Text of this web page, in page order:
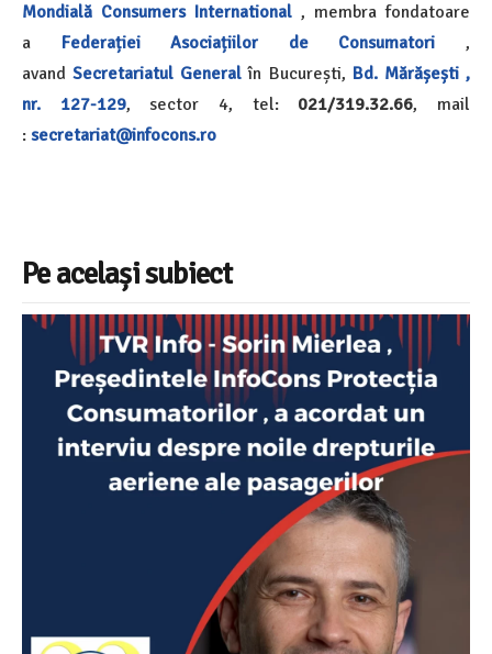
Mondială Consumers International , membra fondatoare
a Federației Asociațiilor de Consumatori ,
avandSecretariatul General în București, Bd. Mărășești ,
nr. 127-129, sector 4, tel: 021/319.32.66, mail
: secretariat@infocons.ro
Pe același subiect